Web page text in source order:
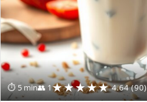
⏱ 5 min👥 1★★★★★ 4.64 (90)